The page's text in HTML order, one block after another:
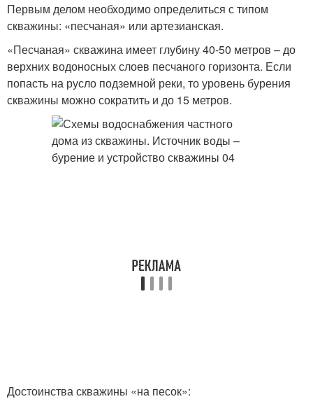
Первым делом необходимо определиться с типом
скважины: «песчаная» или артезианская.
«Песчаная» скважина имеет глубину 40-50 метров – до
верхних водоносных слоев песчаного горизонта. Если
попасть на русло подземной реки, то уровень бурения
скважины можно сократить и до 15 метров.
Достоинства скважины «на песок»: